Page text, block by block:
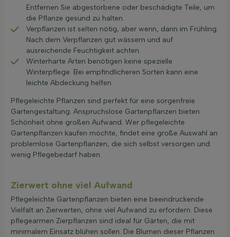
Entfernen Sie abgestorbene oder beschädigte Teile, um
die Pflanze gesund zu halten.
Verpflanzen ist selten nötig, aber wenn, dann im Frühling.
Nach dem Verpflanzen gut wässern und auf
ausreichende Feuchtigkeit achten.
Winterharte Arten benötigen keine spezielle
Winterpflege. Bei empfindlicheren Sorten kann eine
leichte Abdeckung helfen.
Pflegeleichte Pflanzen sind perfekt für eine sorgenfreie
Gartengestaltung. Anspruchslose Gartenpflanzen bieten
Schönheit ohne großen Aufwand. Wer pflegeleichte
Gartenpflanzen kaufen möchte, findet eine große Auswahl an
problemlose Gartenpflanzen, die sich selbst versorgen und
wenig Pflegebedarf haben.
Zierwert ohne viel Aufwand
Pflegeleichte Gartenpflanzen bieten eine beeindruckende
Vielfalt an Zierwerten, ohne viel Aufwand zu erfordern. Diese
pflegearmen Zierpflanzen sind ideal für Gärten, die mit
minimalem Einsatz blühen sollen. Die Blumen dieser Pflanzen